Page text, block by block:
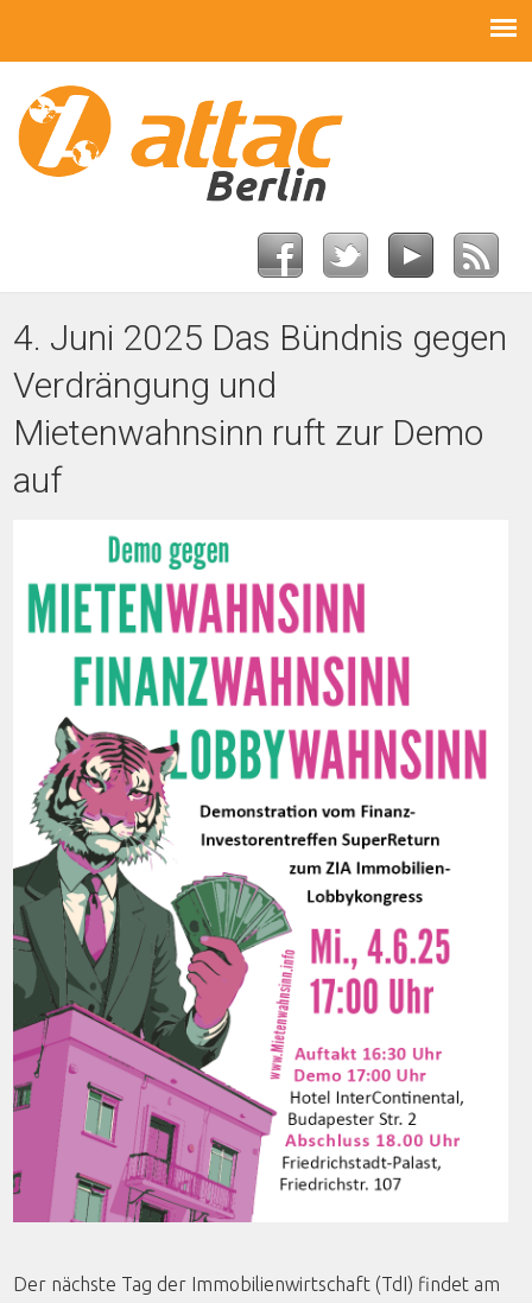
4. Juni 2025 Das Bündnis gegen
Verdrängung und
Mietenwahnsinn ruft zur Demo
auf
Der nächste Tag der Immobilienwirtschaft (TdI) findet am